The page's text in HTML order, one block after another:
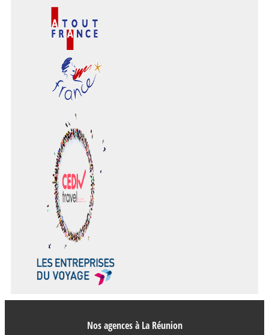
Nos agences à La Réunion